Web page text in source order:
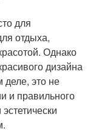
для
отдыха,
Однако
дизайна
это не
и правильного